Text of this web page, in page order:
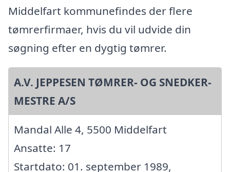
Middelfart kommunefindes der flere
tømrerfirmaer, hvis du vil udvide din
søgning efter en dygtig tømrer.
A.V. JEPPESEN TØMRER- OG SNEDKER-
MESTRE A/S
Mandal Alle 4, 5500 Middelfart
Ansatte: 17
Startdato: 01. september 1989,